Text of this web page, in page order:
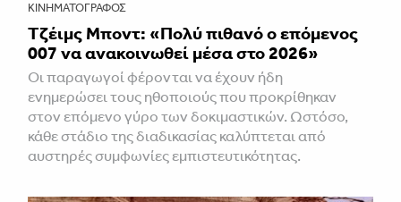
ΚΙΝΗΜΑΤΟΓΡΆΦΟΣ
Τζέιμς Μποντ: «Πολύ πιθανό ο επόμενος
007 να ανακοινωθεί μέσα στο 2026»
Οι παραγωγοί φέρονται να έχουν ήδη
ενημερώσει τους ηθοποιούς που προκρίθηκαν
στον επόμενο γύρο των δοκιμαστικών. Ωστόσο,
κάθε στάδιο της διαδικασίας καλύπτεται από
αυστηρές συμφωνίες εμπιστευτικότητας.